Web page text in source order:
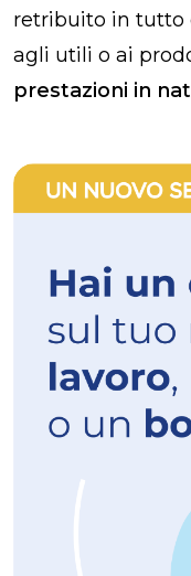
retribuito in tutto
agli utili o ai
prestazioni in